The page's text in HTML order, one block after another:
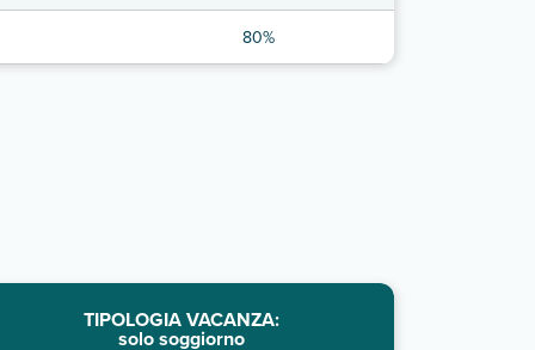
80%
TIPOLOGIA VACANZA:
solo soggiorno